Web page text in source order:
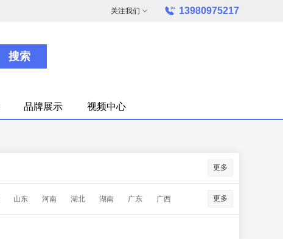
关注我们 13980975217
搜索
品牌展示 视频中心
更多
山东 河南 湖北 湖南 广东 广西 更多